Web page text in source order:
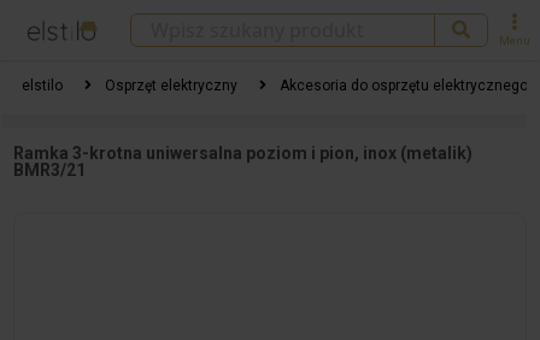
Menu
elstilo Osprzęt elektryczny Akcesoria do osprzętu elektrycznego
Ramka 3-krotna uniwersalna poziom i pion, inox (metalik)
BMR3/21